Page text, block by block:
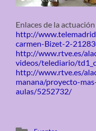
Enlaces de la
http://
carmen-Bizet-2-
http://www.rtve.es/
videos/telediario/
http://www.rtve.es/
manana/proyecto-
aulas/5252732/